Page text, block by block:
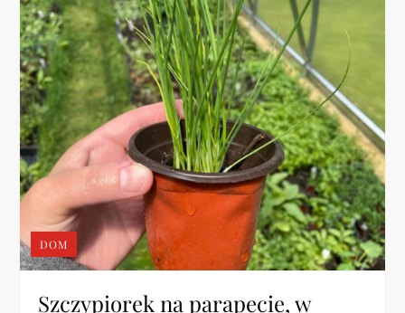
DOM
Szczypiorek na parapecie, w